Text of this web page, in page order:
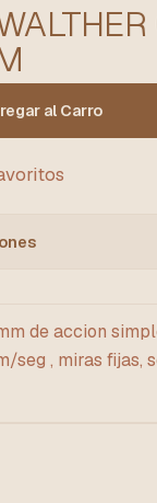
al Carro
de accion
seg , miras fijas,